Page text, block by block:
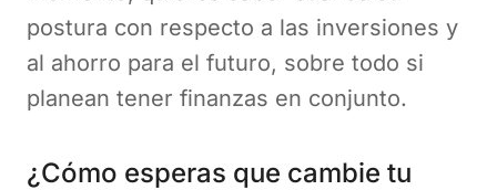
postura con respecto a las inversiones y
al ahorro para el futuro, sobre todo si
planean tener finanzas en conjunto.
¿Cómo esperas que cambie tu